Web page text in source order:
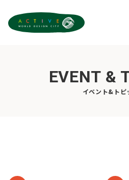
EVENT &
イベント&トピ